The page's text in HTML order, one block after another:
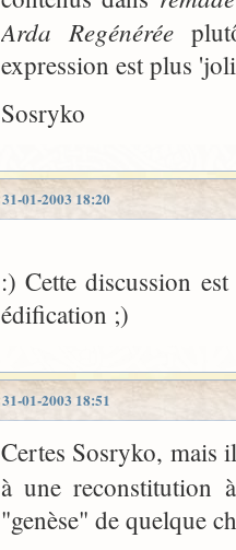
Arda Regénérée
expression est plus
Sosryko
31-01-2003 18:20
:) Cette discussion
édification ;)
31-01-2003 18:51
Certes Sosryko, mais
à une reconstitution
"genèse" de quelque